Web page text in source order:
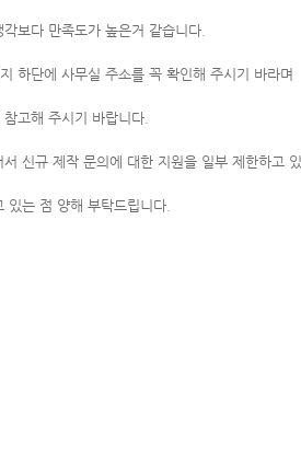
보다 만족도가 높은거 같습니다.
하단에 사무실 주소를 꼭 확인해 주시기 바라며
고해 주시기 바랍니다.
신규 제작 문의에 대한 지원을 일부 제한하고 있
있는 점 양해 부탁드립니다.